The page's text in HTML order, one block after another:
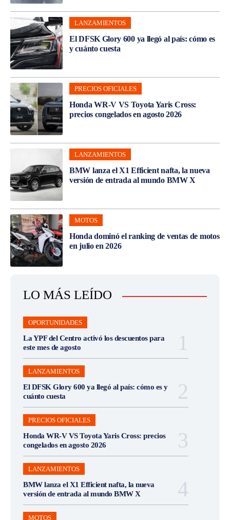
LANZAMIENTOS
El DFSK Glory 600 ya llegó al país: cómo es
y cuánto cuesta
PRECIOS OFICIALES
Honda WR-V VS Toyota Yaris Cross:
precios congelados en agosto 2026
LANZAMIENTOS
BMW lanza el X1 Efficient nafta, la nueva
versión de entrada al mundo BMW X
MOTOS
Honda dominó el ranking de ventas de motos
en julio en 2026
LO MÁS LEÍDO
OPORTUNIDADES
La YPF del Centro activó los descuentos para
este mes de agosto
LANZAMIENTOS
El DFSK Glory 600 ya llegó al país: cómo es y
cuánto cuesta
PRECIOS OFICIALES
Honda WR-V VS Toyota Yaris Cross: precios
congelados en agosto 2026
LANZAMIENTOS
BMW lanza el X1 Efficient nafta, la nueva
versión de entrada al mundo BMW X
MOTOS